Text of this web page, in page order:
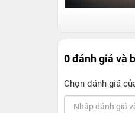
0 đánh giá và
Chọn đánh giá